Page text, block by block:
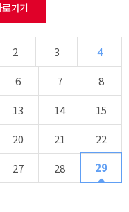
가기
2 3
4
6 7
8
13 14
15
20 21
22
27 28 29